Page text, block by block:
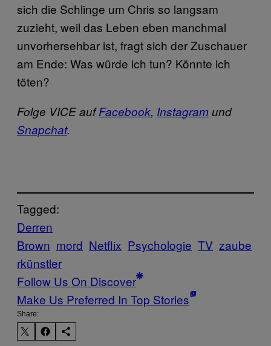
sich die Schlinge um Chris so langsam
zuzieht, weil das Leben eben manchmal
unvorhersehbar ist, fragt sich der Zuschauer
am Ende: Was würde ich tun? Könnte ich
töten?
Folge VICE aufFacebook, Instagramund
Snapchat.
Tagged:
Derren
Brown mord Netflix Psychologie TV zaube
rkünstler
Follow Us On Discover
Make Us Preferred In Top Stories
Share: